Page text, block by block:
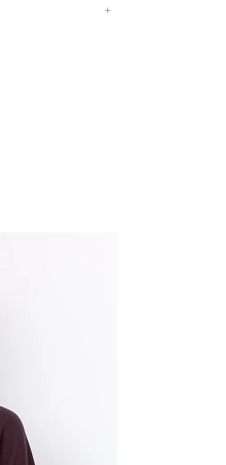
76, L 82, XL 88, XXL 94
op lage temperatuur